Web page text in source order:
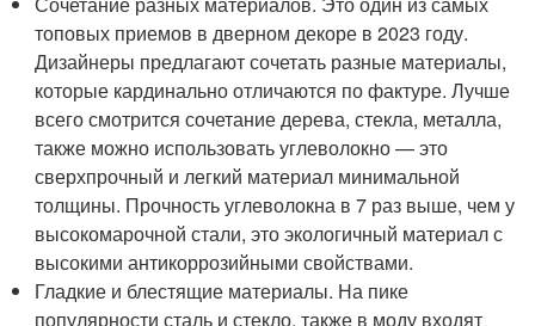
топовых приемов в дверном декоре в 2023 году.
Дизайнеры предлагают сочетать разные материалы,
которые кардинально отличаются по фактуре. Лучше
всего смотрится сочетание дерева, стекла, металла,
также можно использовать углеволокно — это
сверхпрочный и легкий материал минимальной
толщины. Прочность углеволокна в 7 раз выше, чем у
высокомарочной стали, это экологичный материал с
высокими антикоррозийными свойствами.
Гладкие и блестящие материалы. На пике
популярности сталь и стекло, также в моду входят